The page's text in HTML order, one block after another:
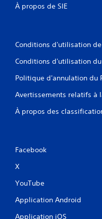
À propos de SIE
Conditions d'utilisation
Conditions d'utilisation
Politique d'annulation du
Avertissements relatifs à
À propos des
Facebook
X
YouTube
Application Android
Application iOS